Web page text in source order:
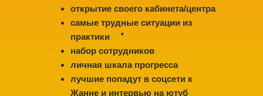
.
открытие своего кабинета/центра
самые трудные ситуации из
практики
⁠набор сотрудников
личная шкала прогресса
лучшие попадут в соцсети к
Жанне и интервью на ютуб